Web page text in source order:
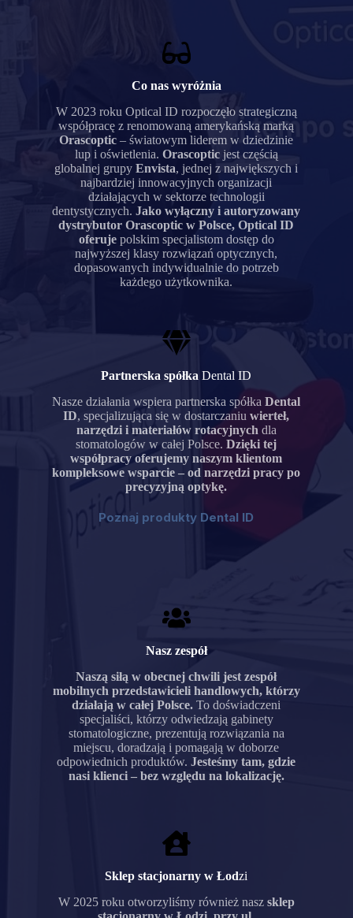
Co nas wyróżnia
W 2023 roku Optical ID rozpoczęło strategiczną
współpracę z renomowaną amerykańską marką
Orascoptic – światowym liderem w dziedzinie
lup i oświetlenia. Orascopticjest częścią
globalnej grupyEnvista, jednej z największych i
najbardziej innowacyjnych organizacji
działających w sektorze technologii
dentystycznych.Jako wyłączny i autoryzowany
dystrybutor Orascoptic w Polsce, Optical ID
oferujepolskim specjalistom dostęp do
najwyższej klasy rozwiązań optycznych,
dopasowanych indywidualnie do potrzeb
każdego użytkownika.
Partnerska spółka Dental ID
Nasze działania wspiera partnerska spółkaDental
ID, specjalizująca się w dostarczaniuwierteł,
narzędzi i materiałów rotacyjnych dla
stomatologów w całej Polsce.Dzięki tej
współpracy oferujemy naszym klientom
kompleksowe wsparcie – od narzędzi pracy po
precyzyjną optykę.
Poznaj produkty Dental ID
Nasz zespół
Naszą siłą w obecnej chwili jest zespół
mobilnych przedstawicieli handlowych, którzy
działają w całej Polsce.To doświadczeni
specjaliści, którzy odwiedzają gabinety
stomatologiczne, prezentują rozwiązania na
miejscu, doradzają i pomagają w doborze
odpowiednich produktów.Jesteśmy tam, gdzie
nasi klienci – bez względu na lokalizację.
Sklep stacjonarny w Łodzi
W 2025 roku otworzyliśmy również nasz sklep